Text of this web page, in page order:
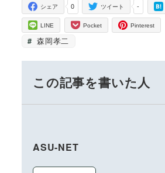
0
シェア -
ツイート
LINE Pocket Pinterest
森岡孝二
この記事を書いた人
ASU-NET